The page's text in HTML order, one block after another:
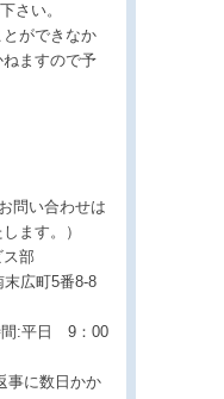
さい。
ができなか
ますので予
問い合わせは
ます。）
部
広町5番8-8
間:平日 9：00
事に数日かか